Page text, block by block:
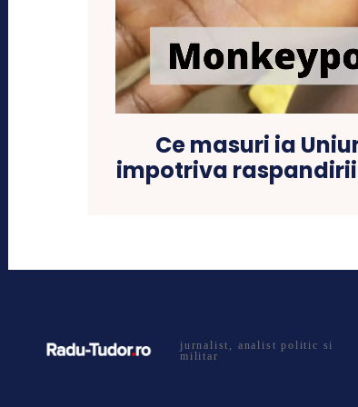
Ce masuri ia
impotriva
jurnalist, analist politic si
militar